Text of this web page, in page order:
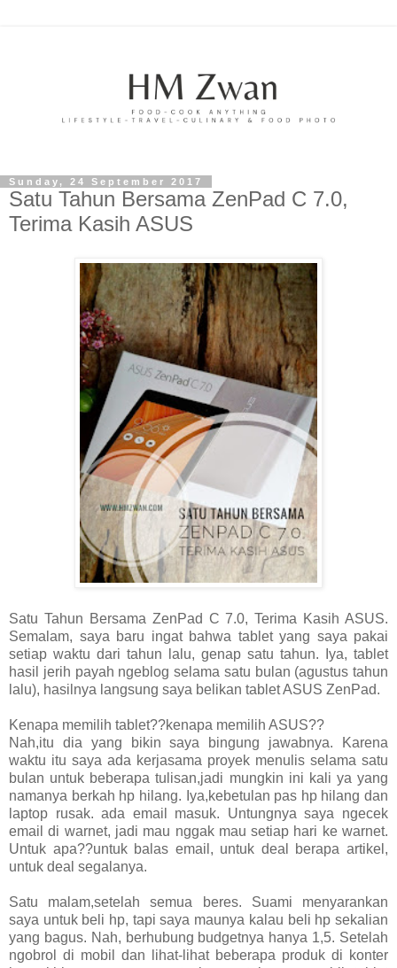
Sunday, 24 September 2017
Satu Tahun Bersama ZenPad C 7.0,
Terima Kasih ASUS
Satu Tahun Bersama ZenPad C 7.0, Terima Kasih ASUS.
Semalam, saya baru ingat bahwa tablet yang saya pakai
setiap waktu dari tahun lalu, genap satu tahun. Iya, tablet
hasil jerih payah ngeblog selama satu bulan (agustus tahun
lalu), hasilnya langsung saya belikan tablet ASUS ZenPad.
Kenapa memilih tablet??kenapa memilih ASUS??
Nah,itu dia yang bikin saya bingung jawabnya. Karena
waktu itu saya ada kerjasama proyek menulis selama satu
bulan untuk beberapa tulisan,jadi mungkin ini kali ya yang
namanya berkah hp hilang. Iya,kebetulan pas hp hilang dan
laptop rusak. ada email masuk. Untungnya saya ngecek
email di warnet, jadi mau nggak mau setiap hari ke warnet.
Untuk apa??untuk balas email, untuk deal berapa artikel,
untuk deal segalanya.
Satu malam,setelah semua beres. Suami menyarankan
saya untuk beli hp, tapi saya maunya kalau beli hp sekalian
yang bagus. Nah, berhubung budgetnya hanya 1,5. Setelah
ngobrol di mobil dan lihat-lihat beberapa produk di konter